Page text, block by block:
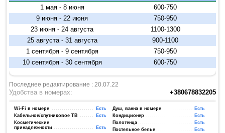
1 мая - 8 июня
600-750
9 июня - 22 июня
750-950
23 июня - 24 августа
1100-1300
25 августа - 31 августа
900-1100
1 сентября - 9 сентября
750-950
10 сентября - 30 сентября
600-750
Последнее редактирование : 20.07.22
+380678832205
Удобства в номерах:
Wi-Fi в номере Есть Душ, ванна в номере
Есть
Кабельное/спутниковое ТВ
Есть Кондиционер
Есть
Косметические
принадлежности
Есть
Полотенца
Есть
Постельное белье
Есть